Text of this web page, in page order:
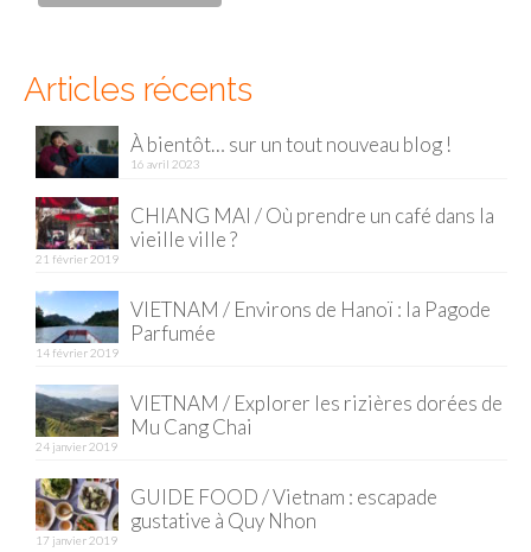
Articles récents
À bientôt… sur un tout nouveau blog !
16 avril 2023
CHIANG MAI / Où prendre un café dans la
vieille ville ?
21 février 2019
VIETNAM / Environs de Hanoï : la Pagode
Parfumée
14 février 2019
VIETNAM / Explorer les rizières dorées de
Mu Cang Chai
24 janvier 2019
GUIDE FOOD / Vietnam : escapade
gustative à Quy Nhon
17 janvier 2019